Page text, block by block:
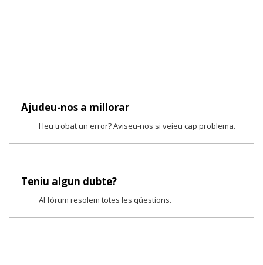
Ajudeu-nos a millorar
Heu trobat un error? Aviseu-nos si veieu cap problema.
Teniu algun dubte?
Al fòrum resolem totes les qüestions.